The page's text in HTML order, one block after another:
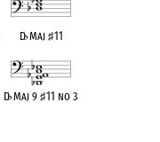
D♭Maj ♯11
D♭Maj 9♯11 no 3